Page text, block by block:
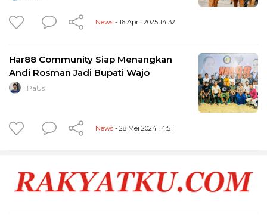
News - 16 April 2025 14:32
Har88 Community Siap Menangkan
Andi Rosman Jadi Bupati Wajo
PaUs
News - 28 Mei 2024 14:51